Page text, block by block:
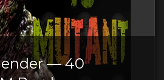
— 40